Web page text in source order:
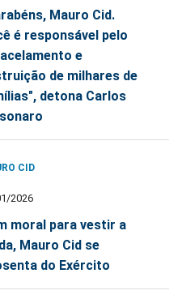
Mauro Cid.
é responsável pelo
e
de milhares de
detona Carlos
CID
2026
moral para vestir a
Mauro Cid se
do Exército